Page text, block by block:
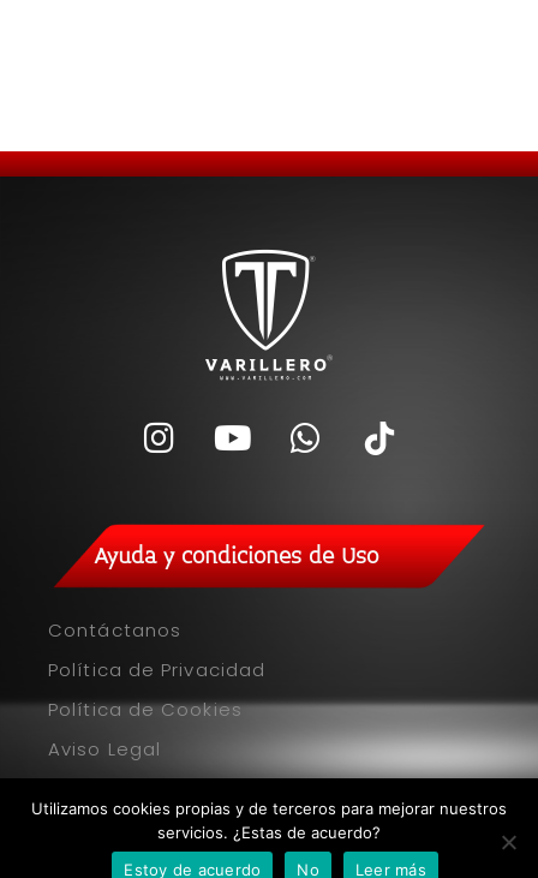
Ayuda y condiciones de Uso
Contáctanos
Política de Privacidad
Política de Cookies
Aviso Legal
© 2025 Varilleros, todos los derechos reservados
Utilizamos cookies propias y de terceros para mejorar nuestros
servicios. ¿Estas de acuerdo?
Estoy de acuerdo
No Leer más